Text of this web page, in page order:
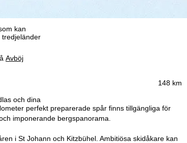
kan
tredjeländer
Avböj
och dina
148 km
perfekt preparerade spår finns tillgängliga för
imponerande bergspanorama.
i St Johann och Kitzbühel. Ambitiösa skidåkare kan